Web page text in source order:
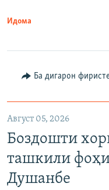
Идома
Ба дигарон
Август 05, 2026
Боздошти
ташкили
Душанбе